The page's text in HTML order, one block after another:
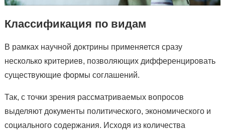
Классификация по видам
В рамках научной доктрины применяется сразу
несколько критериев, позволяющих дифференцировать
существующие формы соглашений.
Так, с точки зрения рассматриваемых вопросов
выделяют документы политического, экономического и
социального содержания. Исходя из количества